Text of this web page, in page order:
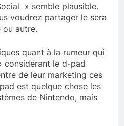
» semble plausible.
voudrez partager le sera
ou autre.
quant à la rumeur qui
considérant le d-pad
de leur marketing ces
est quelque chose les
de Nintendo, mais